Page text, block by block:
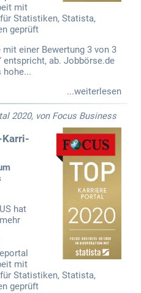
mit
Statistiken, Statista,
geprüft
einer Bewertung 3 von 3
entspricht, ab. Jobbörse.de
hohe...
...weiterlesen
2020, von Focus Business
Karri­
hat
mit
Statistiken, Statista,
geprüft